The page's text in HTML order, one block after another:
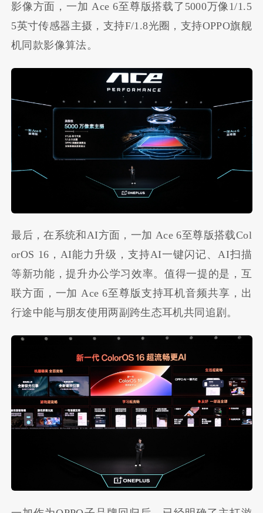
影像方面，一加 Ace 6至尊版搭载了5000万像1/1.5
5英寸传感器主摄，支持F/1.8光圈，支持OPPO旗舰
机同款影像算法。
最后，在系统和AI方面，一加 Ace 6至尊版搭载Col
orOS 16，AI能力升级，支持AI一键闪记、AI扫描
等新功能，提升办公学习效率。值得一提的是，互
联方面，一加 Ace 6至尊版支持耳机音频共享，出
行途中能与朋友使用两副跨生态耳机共同追剧。